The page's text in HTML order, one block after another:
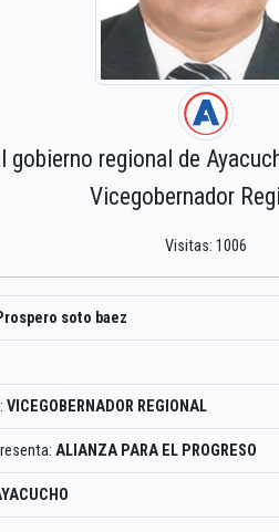
gobierno regional de
Vicegobernador
Visitas: 1006
soto baez
VICEGOBERNADOR REGIONAL
ALIANZA PARA EL PROGRESO